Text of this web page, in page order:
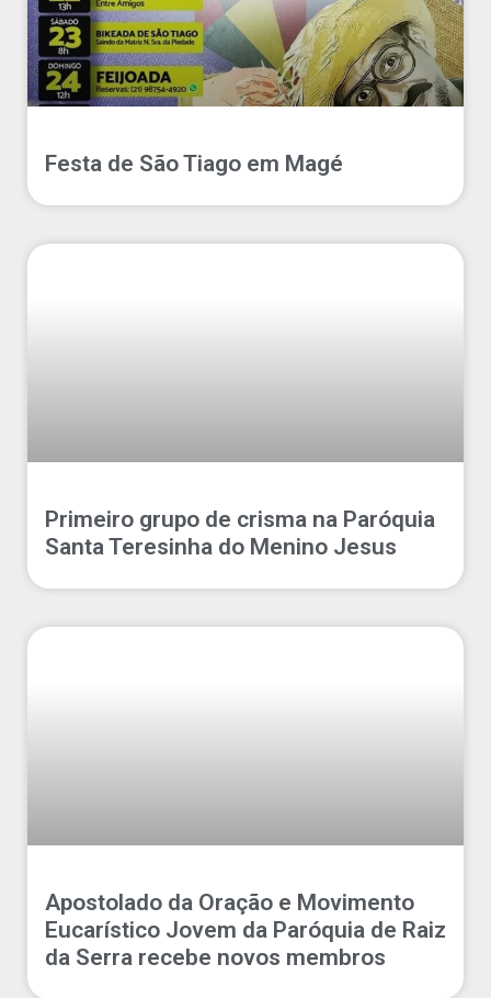
Festa de São Tiago em Magé
Primeiro grupo de crisma na Paróquia
Santa Teresinha do Menino Jesus
Apostolado da Oração e Movimento
Eucarístico Jovem da Paróquia de Raiz
da Serra recebe novos membros